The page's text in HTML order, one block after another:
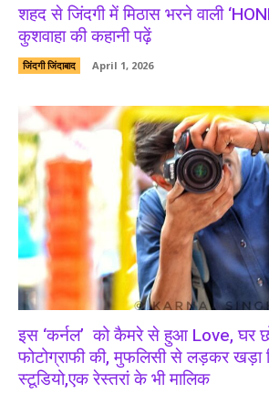
शहद से जिंदगी में मिठास भरने वाली
कुशवाहा की कहानी पढ़ें
जिंदगी जिंदाबाद April 1, 2026
इस ‘कर्नल’ को कैमरे से हुआ Love, घर
फोटोग्राफी की, मुफलिसी से लड़कर खड़ा
स्टूडियो,एक रेस्तरां के भी मालिक